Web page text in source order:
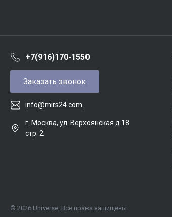
+7(916)170-1550
Заказать звонок
info@mirs24.com
г. Москва, ул. Верхоянская д.18
стр. 2
© 2026 Universe, Все права защищены